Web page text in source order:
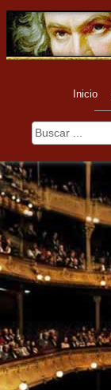
Inicio